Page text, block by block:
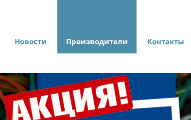
Новости Производители Контакты